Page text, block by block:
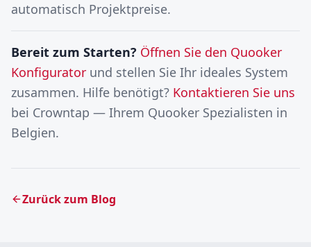
automatisch Projektpreise.
Bereit zum Starten? Öffnen Sie den Quooker
Konfigurator und stellen Sie Ihr ideales System
zusammen. Hilfe benötigt? Kontaktieren Sie uns
bei Crowntap — Ihrem Quooker Spezialisten in
Belgien.
Zurück zum Blog